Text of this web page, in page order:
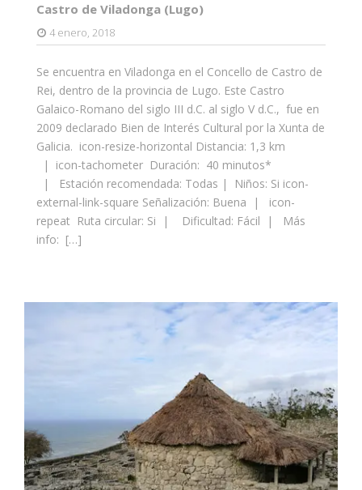
Castro de Viladonga (Lugo)
4 enero, 2018
Se encuentra en Viladonga en el Concello de Castro de
Rei, dentro de la provincia de Lugo. Este Castro
Galaico-Romano del siglo III d.C. al siglo V d.C., fue en
2009 declarado Bien de Interés Cultural por la Xunta de
Galicia. icon-resize-horizontal Distancia: 1,3 km
| icon-tachometer Duración: 40 minutos*
| Estación recomendada: Todas | Niños: Si icon-
external-link-square Señalización: Buena | icon-
repeat Ruta circular: Si | Dificultad: Fácil | Más
info: […]